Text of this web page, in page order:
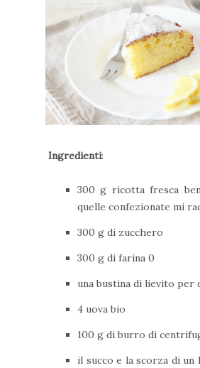
Ingredienti:
300 g ricotta fresca
quelle confezionate mi
300 g di zucchero
300 g di farina 0
una bustina di lievito per
4 uova bio
100 g di burro di
il succo e la scorza di un